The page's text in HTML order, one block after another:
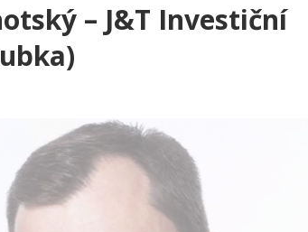
– J&T Investiční